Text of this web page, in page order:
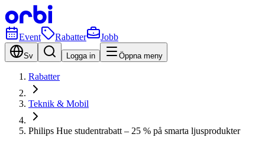
Event Rabatter Jobb
Sv Logga in Öppna meny
Rabatter
Teknik & Mobil
Philips Hue studentrabatt – 25 % på smarta ljusprodukter